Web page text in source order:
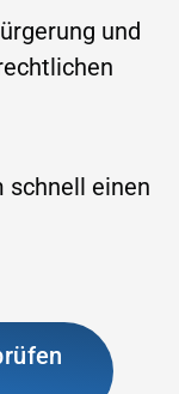
und
schnell einen